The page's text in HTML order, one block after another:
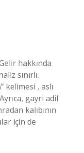
hakkında
sınırlı.
kelimesi , aslı
gayri adil
kalıbının
için de